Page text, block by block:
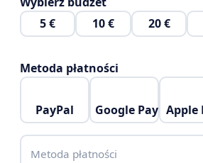
Z poważaniem
5 €
10 € 20 €
Metoda płatności
PayPal Google Pay Apple
Metoda płatności